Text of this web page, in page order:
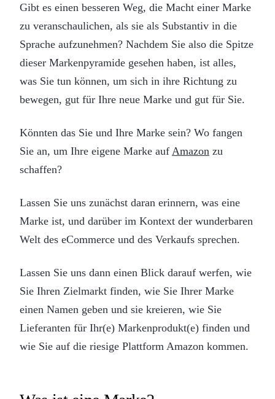
Gibt es einen besseren Weg, die Macht einer Marke
zu veranschaulichen, als sie als Substantiv in die
Sprache aufzunehmen? Nachdem Sie also die Spitze
dieser Markenpyramide gesehen haben, ist alles,
was Sie tun können, um sich in ihre Richtung zu
bewegen, gut für Ihre neue Marke und gut für Sie.
Könnten das Sie und Ihre Marke sein? Wo fangen
Sie an, um Ihre eigene Marke auf Amazon zu
schaffen?
Lassen Sie uns zunächst daran erinnern, was eine
Marke ist, und darüber im Kontext der wunderbaren
Welt des eCommerce und des Verkaufs sprechen.
Lassen Sie uns dann einen Blick darauf werfen, wie
Sie Ihren Zielmarkt finden, wie Sie Ihrer Marke
einen Namen geben und sie kreieren, wie Sie
Lieferanten für Ihr(e) Markenprodukt(e) finden und
wie Sie auf die riesige Plattform Amazon kommen.